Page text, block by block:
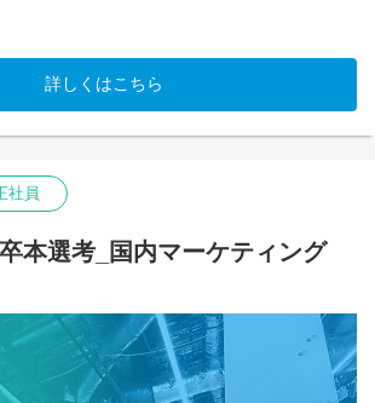
向けプロダクト：Influencer PORT」
ーケティング市場は急激に成長しており、
で4年間で約1.8倍の1,300億円になるといわ
ダクトもYouTube以外のマルチプラットフ
ンツ分析し価値を見つけ、それを届けるた
ート機能などによるあらたなブランド企業
る圧倒的なクリエイターマネジメントのリ
において、クリエイターや広告主へ価値提
開発するやりがいを感じてみたい方、また
ミー領域という急成長する市場の中で活躍
募をお待ちしています。
ング株式会社 執行役員登壇！27卒対象企
受付中！ ◆◆
会へのご参加を受け付けております。（参
会では、UUUM株式会社に加え、2025年10
卒など様々な角度からお伝えします。
株式会社のアジェンダでは執行役員の登壇
い！
setsu_a/
は任意となります。参加いただかなくても
。また、エントリー後の参加も可能となり
詳しくはこちら
社員
本選考_国内マーケティング